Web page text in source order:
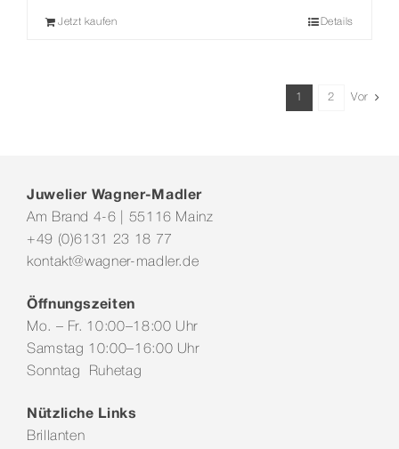
Jetzt kaufen Details
1 2 Vor
Juwelier Wagner-Madler
Am Brand 4-6 | 55116 Mainz
+49 (0)6131 23 18 77
kontakt@wagner-madler.de
Öffnungszeiten
Mo. – Fr. 10:00–18:00 Uhr
Samstag 10:00–16:00 Uhr
Sonntag Ruhetag
Nützliche Links
Brillanten